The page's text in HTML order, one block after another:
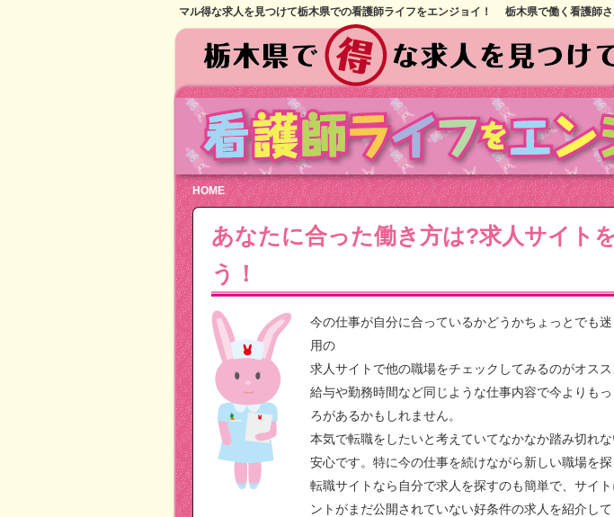
マル得な求人を見つけて栃木県での看護師ライフをエンジョイ！ 栃木県で働く看護師
HOME
あなたに合った働き方は?求人サイト
う！
今の仕事が自分に合っているかどうかちょっとでも
用の
求人サイトで他の職場をチェックしてみるのがオスス
給与や勤務時間など同じような仕事内容で今よりも
ろがあるかもしれません。
本気で転職をしたいと考えていてなかなか踏み切れ
安心です。特に今の仕事を続けながら新しい職場を探
転職サイトなら自分で求人を探すのも簡単で、サイ
ントがまだ公開されていない好条件の求人を紹介して